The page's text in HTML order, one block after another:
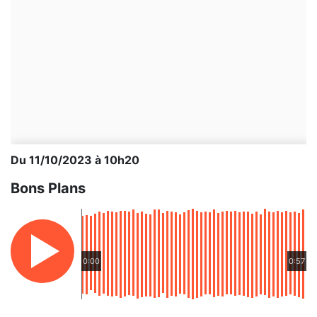
Du 11/10/2023 à 10h20
Bons Plans
0:00 0:57